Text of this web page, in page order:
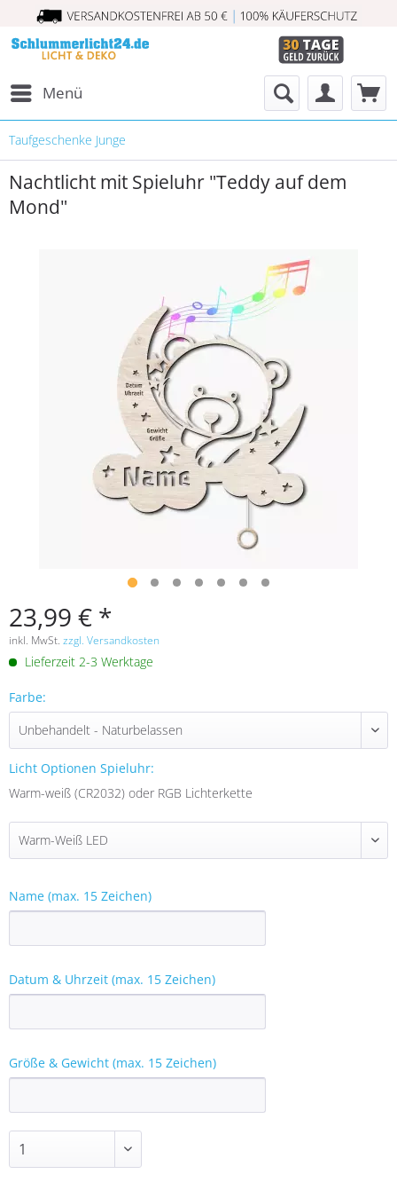
Menü
Taufgeschenke Junge
Nachtlicht mit Spieluhr "Teddy auf dem
Mond"
23,99 € *
inkl. MwSt. zzgl. Versandkosten
Lieferzeit 2-3 Werktage
Farbe:
Licht Optionen Spieluhr:
Warm-weiß (CR2032) oder RGB Lichterkette
Name (max. 15 Zeichen)
Datum & Uhrzeit (max. 15 Zeichen)
Größe & Gewicht (max. 15 Zeichen)